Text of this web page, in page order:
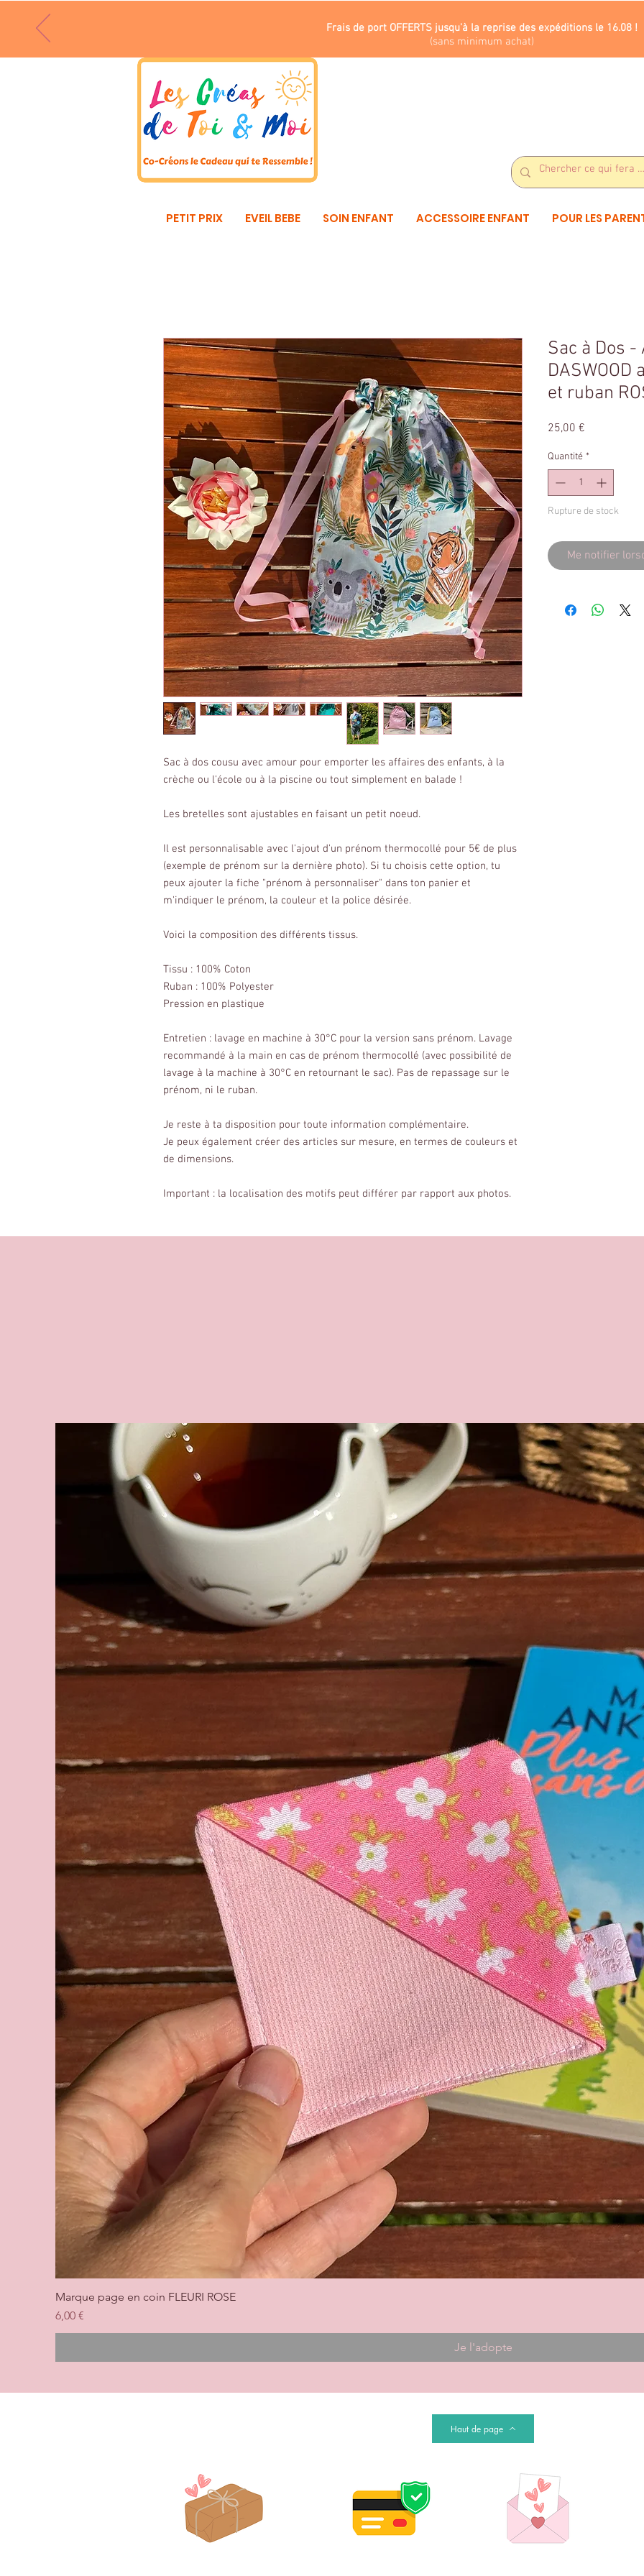
Frais de port OFFERTS jusqu'à la reprise des expéditions le 16.08 !
(sans minimum achat)
PETIT PRIX EVEIL BEBE SOIN ENFANT ACCESSOIRE ENFANT POUR LES
Sac à dos cousu avec amour pour emporter les affaires des enfants, à la
crèche ou l'école ou à la piscine ou tout simplement en balade !
Les bretelles sont ajustables en faisant un petit noeud.
Il est personnalisable avec l'ajout d'un prénom thermocollé pour 5€ de plus
(exemple de prénom sur la dernière photo). Si tu choisis cette option, tu
peux ajouter la fiche "prénom à personnaliser" dans ton panier et
m'indiquer le prénom, la couleur et la police désirée.
Voici la composition des différents tissus.
Tissu : 100% Coton
Ruban : 100% Polyester
Pression en plastique
Entretien : lavage en machine à 30°C pour la version sans prénom. Lavage
recommandé à la main en cas de prénom thermocollé (avec possibilité de
lavage à la machine à 30°C en retournant le sac). Pas de repassage sur le
prénom, ni le ruban.
Je reste à ta disposition pour toute information complémentaire.
Je peux également créer des articles sur mesure, en termes de couleurs et
de dimensions.
Important : la localisation des motifs peut différer par rapport aux photos.
Sac à Dos -
DASWOOD
et ruban
25,00 €
Quantité *
Rupture de stock
Me notifier
Marque page en coin FLEURI ROSE
Prix
6,00 €
Je l'adopte
Haut de page